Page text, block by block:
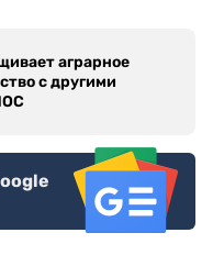
аграрное
с другими